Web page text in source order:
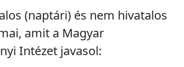
(naptári) és nem hivatalos
amit a Magyar
Intézet javasol: